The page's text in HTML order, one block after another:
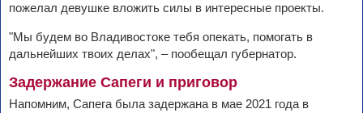
пожелал девушке вложить силы в интересные проекты.
"Мы будем во Владивостоке тебя опекать, помогать в
дальнейших твоих делах", – пообещал губернатор.
Задержание Сапеги и приговор
Напомним, Сапега была задержана в мае 2021 года в